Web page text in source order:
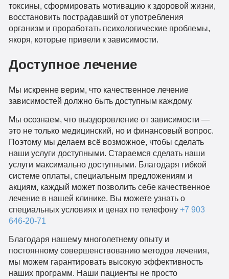
токсины, сформировать мотивацию к здоровой жизни,
восстановить пострадавший от употребления
организм и проработать психологические проблемы,
якоря, которые привели к зависимости.
Доступное лечение
Мы искренне верим, что качественное лечение
зависимостей должно быть доступным каждому.
Мы осознаем, что выздоровление от зависимости —
это не только медицинский, но и финансовый вопрос.
Поэтому мы делаем всё возможное, чтобы сделать
наши услуги доступными. Стараемся сделать наши
услуги максимально доступными. Благодаря гибкой
системе оплаты, специальным предложениям и
акциям, каждый может позволить себе качественное
лечение в нашей клинике. Вы можете узнать о
специальных условиях и ценах по телефону +7 903
646-20-71
Благодаря нашему многолетнему опыту и
постоянному совершенствованию методов лечения,
мы можем гарантировать высокую эффективность
наших программ. Наши пациенты не просто